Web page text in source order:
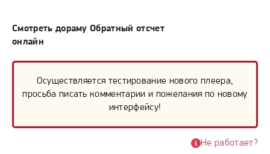
Смотреть дораму Обратный отсчет
онлайн
Осуществляется тестирование нового плеера,
просьба писать комментарии и пожелания по новому
интерфейсу!
Не работает?